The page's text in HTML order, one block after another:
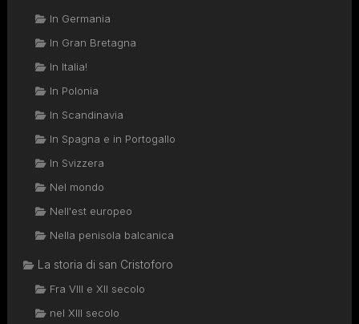
In Germania
In Gran Bretagna
In Italia!
In Polonia
In Scandinavia
In Spagna e in Portogallo
In Svizzera
Nel mondo
Nell'est europeo
Nella penisola balcanica
La storia di san Cristoforo
Fra VIII e XII secolo
nel XIII secolo